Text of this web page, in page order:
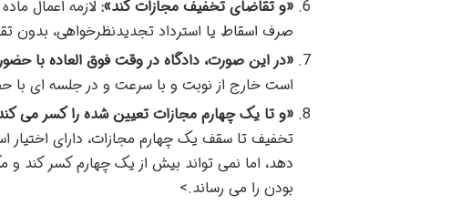
«و تقاضای تخفیف مجازات کند»:
صرف اسقاط یا استرداد تجدیدنظرخواهی، بدون
«در این صورت، دادگاه در وقت فوق العاده با
است خارج از نوبت و با سرعت و در جلسه ای با
«و تا یک چهارم مجازات تعیین شده را کسر می
تخفیف تا سقف یک چهارم مجازات، دارای اختیار
دهد، اما نمی تواند بیش از یک چهارم کسر کند و
بودن را می رساند.>